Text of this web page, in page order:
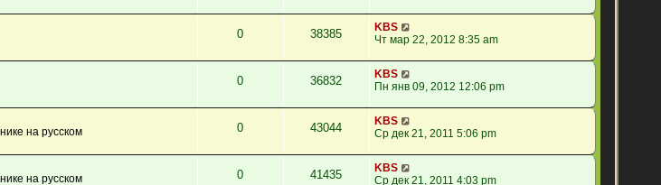
0 38385
KBS
Чт мар 22, 2012 8:35 am
0 36832
KBS
Пн янв 09, 2012 12:06 pm
на русском 0 43044
KBS
Ср дек 21, 2011 5:06 pm
на русском 0 41435
KBS
Ср дек 21, 2011 4:03 pm